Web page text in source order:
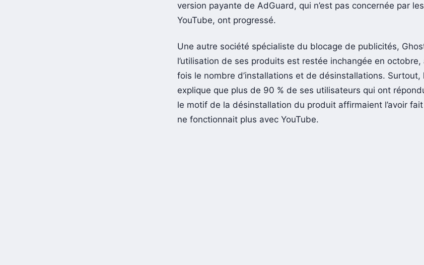
version payante de AdGuard, qui n’est pas concernée par
YouTube, ont progressé.
Une autre société spécialiste du blocage de publicités,
l’utilisation de ses produits est restée inchangée en
fois le nombre d’installations et de désinstallations. Surtout,
explique que plus de 90 % de ses utilisateurs qui ont
le motif de la désinstallation du produit affirmaient l’avoir fait
ne fonctionnait plus avec YouTube.